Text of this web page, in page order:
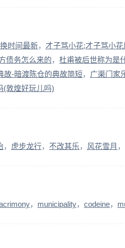
时间最新 才子骂小花;才子骂小
债务怎么来的 杜甫被后世称为是
故-暗渡陈仓的典故简短 广渠门家
(敦煌好玩儿吗)
虎步龙行 不改其乐 风花雪月
municipality codeine